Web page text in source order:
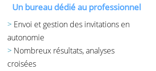
Un bureau dédié au professionnel
> Envoi et gestion des invitations en
autonomie
> Nombreux résultats, analyses
croisées